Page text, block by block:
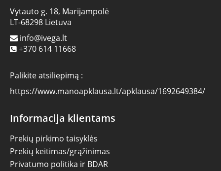
Vytauto g. 18, Marijampolė
LT-68298 Lietuva
info@ivega.lt
+370 614 11668
Palikite atsiliepimą :
https://www.manoapklausa.lt/apklausa/1692649384/
Informacija klientams
Prekių pirkimo taisyklės
Prekių keitimas/grąžinimas
Privatumo politika ir BDAR